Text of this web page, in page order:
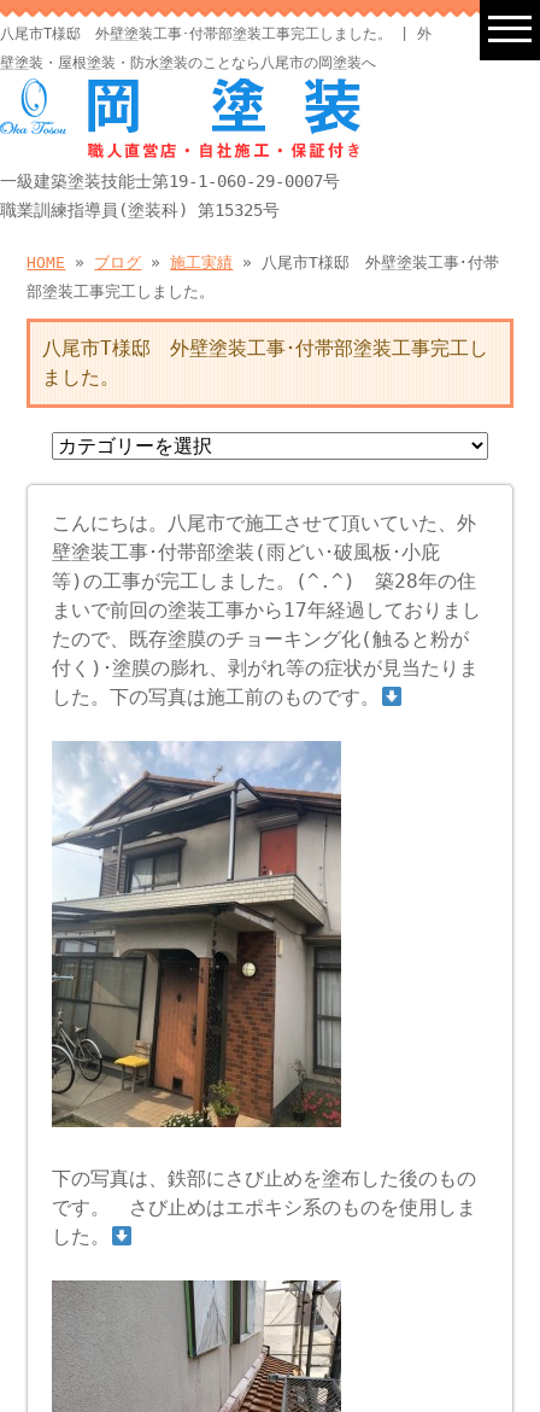
八尾市T様邸 外壁塗装工事･付帯部塗装工事完工しました。 | 外
壁塗装・屋根塗装・防水塗装のことなら八尾市の岡塗装へ
一級建築塗装技能士第19-1-060-29-0007号
職業訓練指導員(塗装科) 第15325号
HOME » ブログ »施工実績 » 八尾市T様邸 外壁塗装工事･付帯
部塗装工事完工しました。
八尾市T様邸 外壁塗装工事･付帯部塗装工事完工し
ました。
こんにちは。八尾市で施工させて頂いていた、外
壁塗装工事･付帯部塗装(雨どい･破風板･小庇
等)の工事が完工しました。(^.^) 築28年の住
まいで前回の塗装工事から17年経過しておりまし
たので、既存塗膜のチョーキング化(触ると粉が
付く)･塗膜の膨れ、剥がれ等の症状が見当たりま
した。下の写真は施工前のものです。
下の写真は、鉄部にさび止めを塗布した後のもの
です。 さび止めはエポキシ系のものを使用しま
した。